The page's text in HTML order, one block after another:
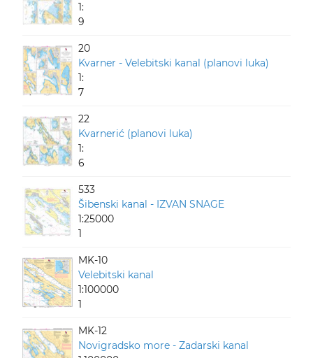
1:
9
20
Kvarner - Velebitski kanal (planovi luka)
1:
7
22
Kvarnerić (planovi luka)
1:
6
533
Šibenski kanal - IZVAN SNAGE
1:25000
1
MK-10
Velebitski kanal
1:100000
1
MK-12
Novigradsko more - Zadarski kanal